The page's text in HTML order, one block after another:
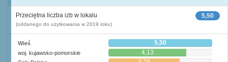
5,50
Przeciętna liczba izb w lokalu
(oddanego do użytkowania w 2019 roku)
Wieś 5,50
woj. kujawsko-pomorskie 4,13